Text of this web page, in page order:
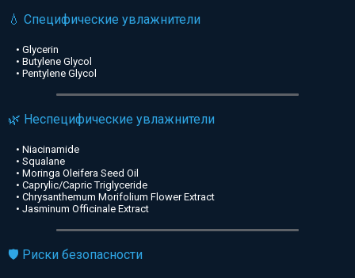
💧 Специфические увлажнители
• Glycerin
• Butylene Glycol
• Pentylene Glycol
🌿 Неспецифические увлажнители
• Niacinamide
• Squalane
• Moringa Oleifera Seed Oil
• Caprylic/Capric Triglyceride
• Chrysanthemum Morifolium Flower Extract
• Jasminum Officinale Extract
🛡️ Риски безопасности